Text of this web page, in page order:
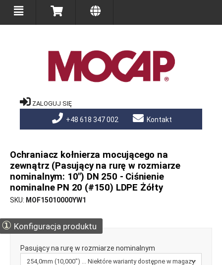
ZALOGUJ SIĘ
+48 618 347 002 Kontakt
Ochraniacz kołnierza mocującego na
zewnątrz (Pasujący na rurę w rozmiarze
nominalnym: 10") DN 250 - Ciśnienie
nominalne PN 20 (#150) LDPE Żółty
SKU MOF15010000YW1
① Konfiguracja produktu
Pasujący na rurę w rozmiarze nominalnym